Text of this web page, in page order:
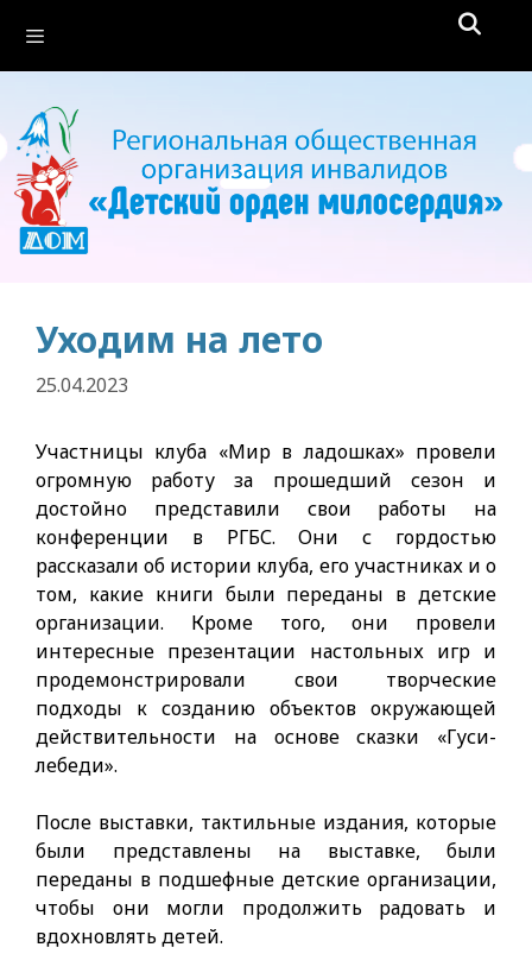
содержимому
Уходим на лето
25.04.2023
Участницы клуба «Мир в ладошках» провели
огромную работу за прошедший сезон и
достойно представили свои работы на
конференции в РГБС. Они с гордостью
рассказали об истории клуба, его участниках и о
том, какие книги были переданы в детские
организации. Кроме того, они провели
интересные презентации настольных игр и
продемонстрировали свои творческие
подходы к созданию объектов окружающей
действительности на основе сказки «Гуси-
лебеди».
После выставки, тактильные издания, которые
были представлены на выставке, были
переданы в подшефные детские организации,
чтобы они могли продолжить радовать и
вдохновлять детей.